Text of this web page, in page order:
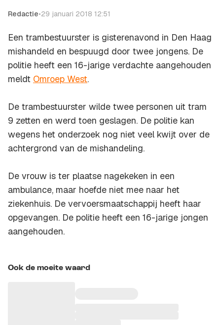
Redactie•29 januari 2018 12:51
Een trambestuurster is gisterenavond in Den Haag
mishandeld en bespuugd door twee jongens. De
politie heeft een 16-jarige verdachte aangehouden
meldt Omroep West.
De trambestuurster wilde twee personen uit tram
9 zetten en werd toen geslagen. De politie kan
wegens het onderzoek nog niet veel kwijt over de
achtergrond van de mishandeling.
De vrouw is ter plaatse nagekeken in een
ambulance, maar hoefde niet mee naar het
ziekenhuis. De vervoersmaatschappij heeft haar
opgevangen. De politie heeft een 16-jarige jongen
aangehouden.
Ook de moeite waard